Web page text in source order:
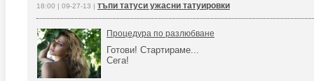
18:00 | 09-27-13 | тъпи татуси ужасни татуировки
Процедура по разлюбване
Готови! Стартираме...
Сега!